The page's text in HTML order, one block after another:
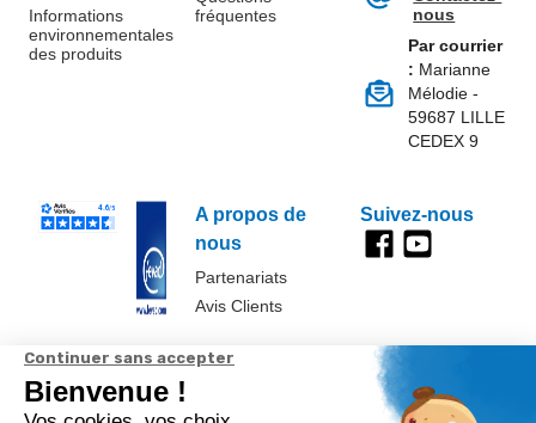
Informations
environnementales
des produits
fréquentes
A propos de
nous
Partenariats
Avis Clients
nous
Par courrier
: Marianne
Mélodie -
59687 LILLE
CEDEX 9
Suivez-nous
Données
personnelles et
Paramétrer
les cookies
Conditions
générales de